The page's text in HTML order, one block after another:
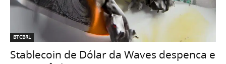
BTCBRL
Stablecoin de Dólar da Waves despenca e